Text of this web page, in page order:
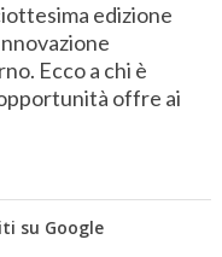
edizione
Ecco a chi è
offre ai
su Google